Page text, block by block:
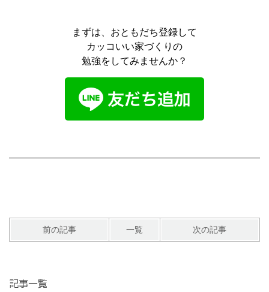
まずは、おともだち登録して
カッコいい家づくりの
勉強をしてみませんか？
前の記事 一覧 次の記事
記事一覧